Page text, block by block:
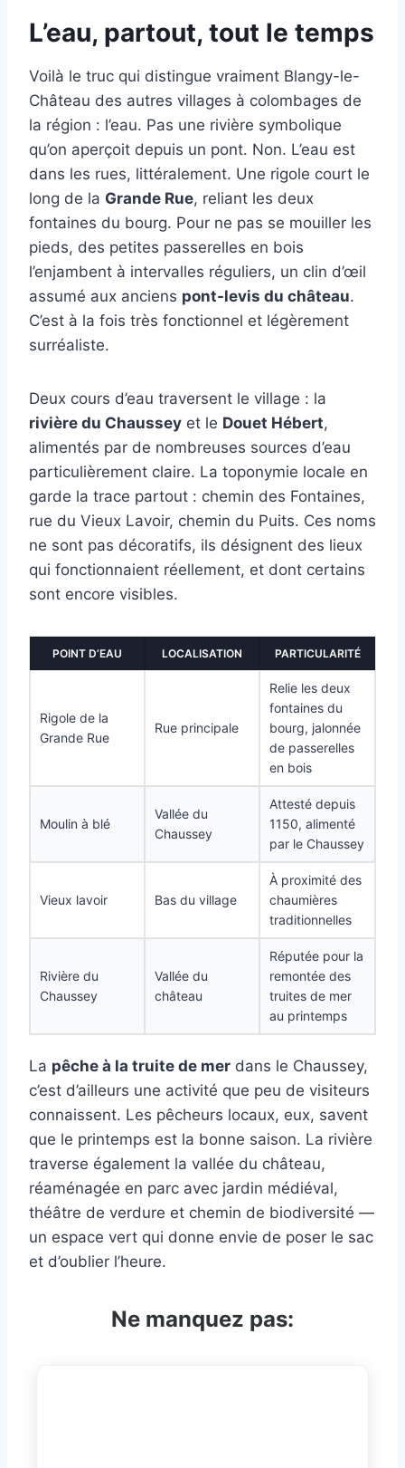
L’eau, partout, tout le temps
Voilà le truc qui distingue vraiment Blangy-le-
Château des autres villages à colombages de
la région : l’eau. Pas une rivière symbolique
qu’on aperçoit depuis un pont. Non. L’eau est
dans les rues, littéralement. Une rigole court le
long de la Grande Rue, reliant les deux
fontaines du bourg. Pour ne pas se mouiller les
pieds, des petites passerelles en bois
l’enjambent à intervalles réguliers, un clin d’œil
assumé aux anciens pont-levis du château.
C’est à la fois très fonctionnel et légèrement
surréaliste.
Deux cours d’eau traversent le village : la
rivière du Chaussey et le Douet Hébert,
alimentés par de nombreuses sources d’eau
particulièrement claire. La toponymie locale en
garde la trace partout : chemin des Fontaines,
rue du Vieux Lavoir, chemin du Puits. Ces noms
ne sont pas décoratifs, ils désignent des lieux
qui fonctionnaient réellement, et dont certains
sont encore visibles.
POINT D’EAU LOCALISATION PARTICULARITÉ
Rigole de la
Grande Rue
Rue principale
Relie les deux
fontaines du
bourg, jalonnée
de passerelles
en bois
Moulin à blé
Vallée du
Chaussey
Attesté depuis
1150, alimenté
par le Chaussey
Vieux lavoir Bas du village
À proximité des
chaumières
traditionnelles
Rivière du
Chaussey
Vallée du
château
Réputée pour la
remontée des
truites de mer
au printemps
La pêche à la truite de mer dans le Chaussey,
c’est d’ailleurs une activité que peu de visiteurs
connaissent. Les pêcheurs locaux, eux, savent
que le printemps est la bonne saison. La rivière
traverse également la vallée du château,
réaménagée en parc avec jardin médiéval,
théâtre de verdure et chemin de biodiversité —
un espace vert qui donne envie de poser le sac
et d’oublier l’heure.
Ne manquez pas: